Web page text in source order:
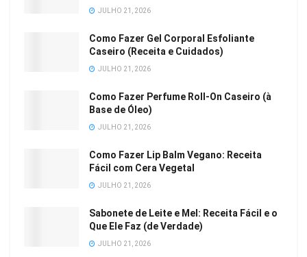
JULHO 21, 2026
Como Fazer Gel Corporal Esfoliante
Caseiro (Receita e Cuidados)
JULHO 21, 2026
Como Fazer Perfume Roll-On Caseiro (à
Base de Óleo)
JULHO 21, 2026
Como Fazer Lip Balm Vegano: Receita
Fácil com Cera Vegetal
JULHO 21, 2026
Sabonete de Leite e Mel: Receita Fácil e o
Que Ele Faz (de Verdade)
JULHO 21, 2026